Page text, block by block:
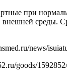
при
внешней среды.
news/
goods/1592852/